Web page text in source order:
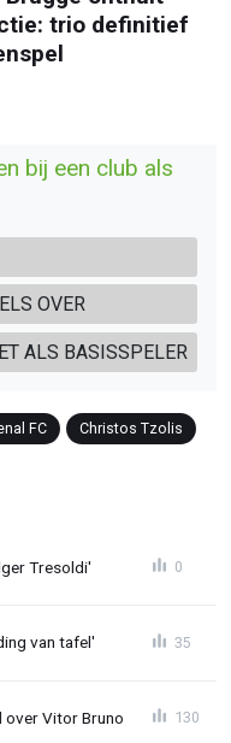
trio definitief
bij een club als
OVER
ALS BASISSPELER
FC Christos Tzolis
Tresoldi' 0
van tafel' 35
over Vitor Bruno 130